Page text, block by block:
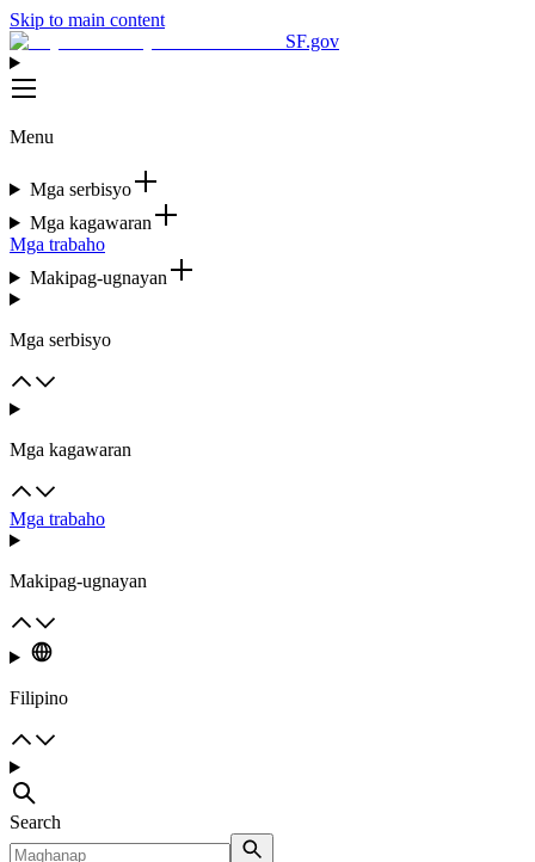
Skip to main content
SF.gov
Menu
Mga serbisyo
Mga kagawaran
Mga trabaho
Makipag-ugnayan
Mga serbisyo
Mga kagawaran
Mga trabaho
Makipag-ugnayan
Filipino
Search